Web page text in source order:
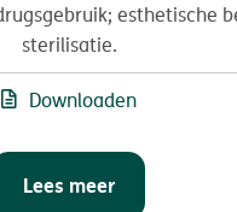
esthetische
sterilisatie.
Downloaden
Lees meer